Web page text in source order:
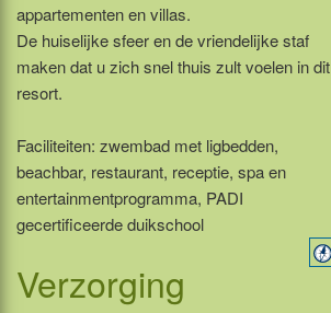
appartementen en villas.
De huiselijke sfeer en de vriendelijke staf
maken dat u zich snel thuis zult voelen in dit
resort.
Faciliteiten: zwembad met ligbedden,
beachbar, restaurant, receptie, spa en
entertainmentprogramma, PADI
gecertificeerde duikschool
Verzorging